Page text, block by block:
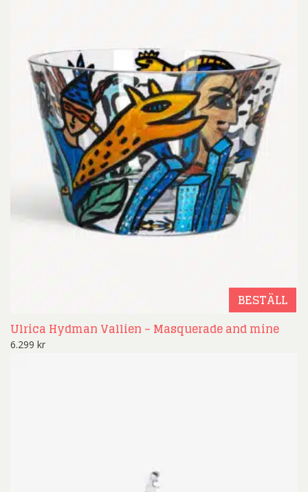
BESTÄLL
Ulrica Hydman Vallien – Masquerade and mine
6.299 kr